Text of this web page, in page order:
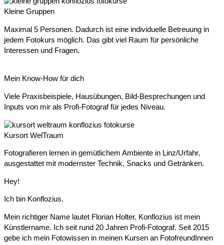
Kleine Gruppen
Maximal 5 Personen. Dadurch ist eine individuelle Betreuung in
jedem Fotokurs möglich. Das gibt viel Raum für persönliche
Interessen und Fragen.
Mein Know-How für dich
Viele Praxisbeispiele, Hausübungen, Bild-Besprechungen und
Inputs von mir als Profi-Fotograf für jedes Niveau.
Kursort WelTraum
Fotografieren lernen in gemütlichem Ambiente in Linz/Urfahr,
ausgestattet mit modernster Technik, Snacks und Getränken.
Hey!
Ich bin Konflozius.
Mein richtiger Name lautet Florian Holter. Konflozius ist mein
Künstlername. Ich seit rund 20 Jahren Profi-Fotograf. Seit 2015
gebe ich mein Fotowissen in meinen Kursen an FotofreundInnen